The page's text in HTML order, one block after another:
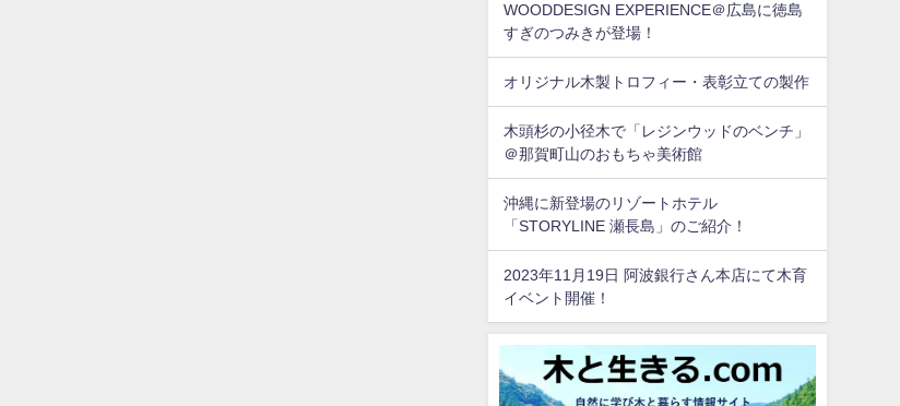
WOODDESIGN EXPERIENCE＠広島に徳島
すぎのつみきが登場！
オリジナル木製トロフィー・表彰立ての製作
木頭杉の小径木で「レジンウッドのベンチ」
＠那賀町山のおもちゃ美術館
沖縄に新登場のリゾートホテル
「STORYLINE 瀬長島」のご紹介！
2023年11月19日 阿波銀行さん本店にて木育
イベント開催！